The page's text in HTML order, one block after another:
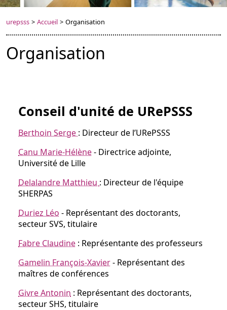
urepsss > Accueil > Organisation
Organisation
Conseil d'unité de URePSSS
Berthoin Serge : Directeur de l’URePSSS
Canu Marie-Hélène- Directrice adjointe,
Université de Lille
Delalandre Matthieu : Directeur de l'équipe
SHERPAS
Duriez Léo - Représentant des doctorants,
secteur SVS, titulaire
Fabre Claudine : Représentante des professeurs
Gamelin François-Xavier- Représentant des
maîtres de conférences
Givre Antonin : Représentant des doctorants,
secteur SHS, titulaire